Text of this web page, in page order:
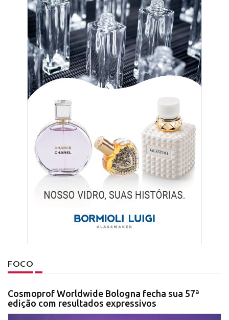
FOCO
Cosmoprof Worldwide Bologna fecha sua 57ª
edição com resultados expressivos